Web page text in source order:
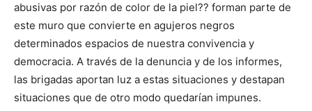
abusivas por razón de color de la piel?? forman parte de
este muro que convierte en agujeros negros
determinados espacios de nuestra convivencia y
democracia. A través de la denuncia y de los informes,
las brigadas aportan luz a estas situaciones y destapan
situaciones que de otro modo quedarían impunes.